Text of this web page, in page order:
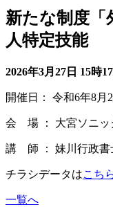
新たな制度「
人特定技能
2026年3月27日 15時
開催日： 令和6年8
会 場 ： 大宮ソニッ
講 師 ： 妹川行政
チラシデータはこち
一覧へ